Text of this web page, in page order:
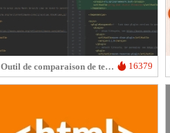
Outil de comparaison de texte en ligne 16379